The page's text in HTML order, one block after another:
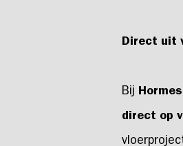
Direct uit
Bij
direct op